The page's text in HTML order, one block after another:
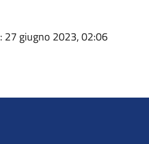
: 27 giugno 2023, 02:06